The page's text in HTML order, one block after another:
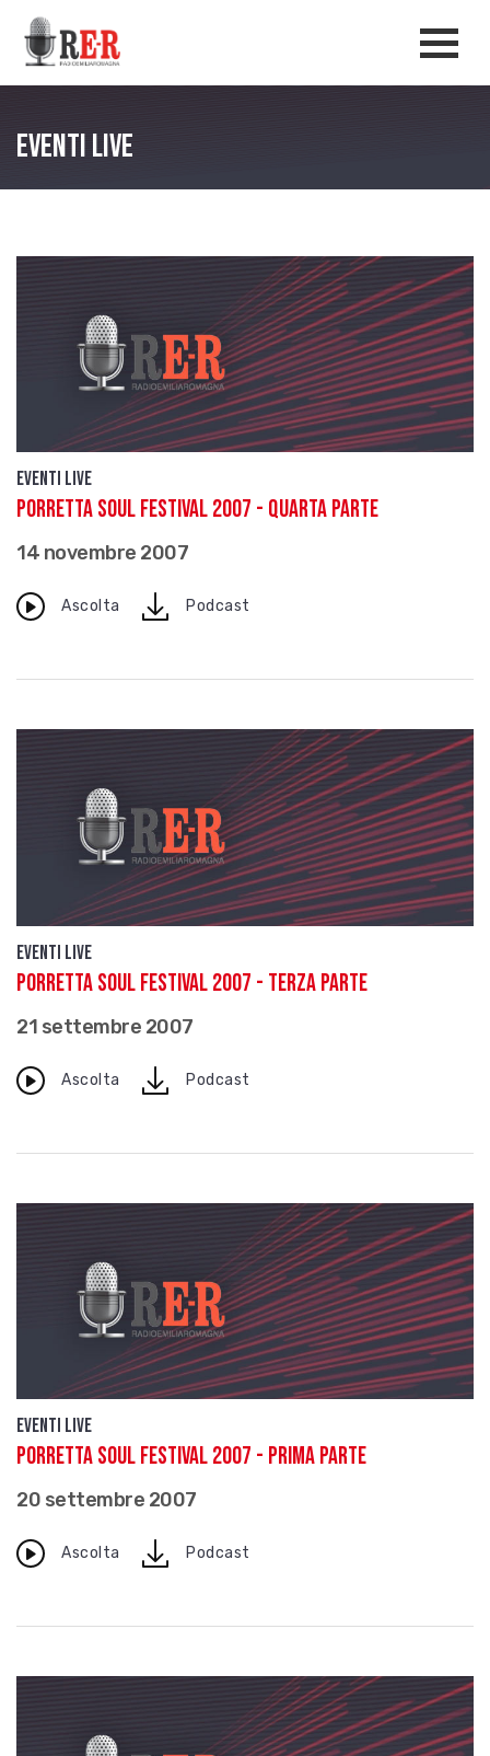
Salta al contenuto principale
Eventi live
Eventi live
Porretta Soul festival 2007 - Quarta parte
14 novembre 2007
Ascolta downloadPodcast
Eventi live
Porretta Soul festival 2007 - Terza parte
21 settembre 2007
Ascolta downloadPodcast
Eventi live
Porretta Soul festival 2007 - Prima parte
20 settembre 2007
Ascolta downloadPodcast